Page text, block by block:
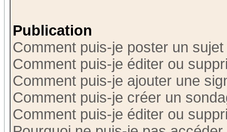
Publication
Comment puis-je poster un
Comment puis-je éditer ou
Comment puis-je ajouter une
Comment puis-je créer un
Comment puis-je éditer ou